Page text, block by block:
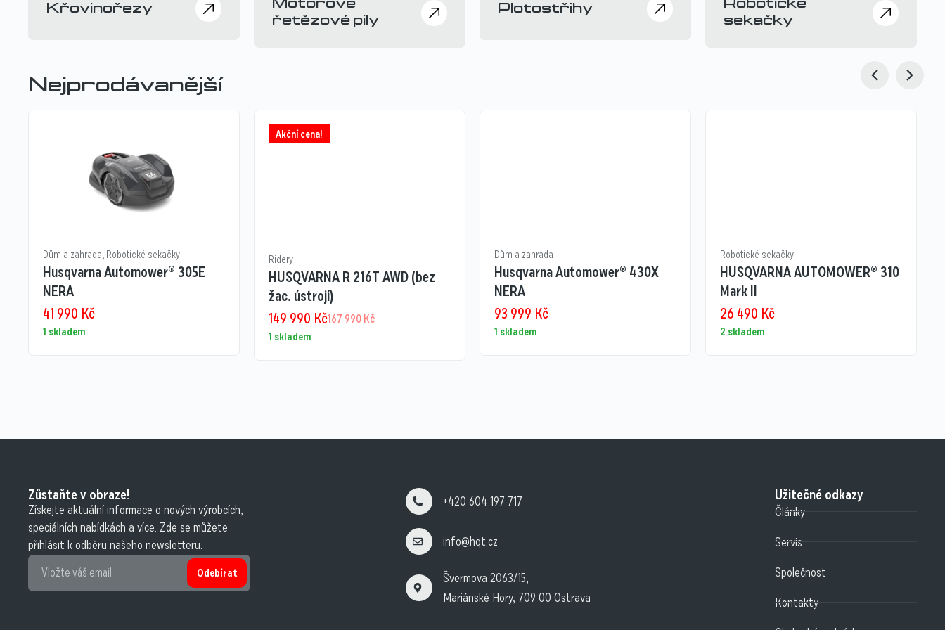
Křovinořezy
Motorové
řetězové pily
Plotostřihy
Robotické
sekačky
Nejprodávanější
Dům a zahrada, Robotické sekačky
Husqvarna Automower® 305E
NERA
41 990 Kč
1 skladem
Akční cena!
Ridery
HUSQVARNA R 216T AWD (bez
žac. ústrojí)
167 990Kč
149 990 Kč
1 skladem
Dům a zahrada
Husqvarna Automower® 430X
NERA
93 999 Kč
1 skladem
Robotické sekačky
HUSQVARNA AUTOMOWER® 310
Mark II
26 490 Kč
2 skladem
Zůstaňte v obraze!
Získejte aktuální informace o nových výrobcích,
speciálních nabídkách a více. Zde se můžete
přihlásit k odběru našeho newsletteru.
Odebírat
+420 604 197 717
info@hqt.cz
Švermova 2063/15,
Mariánské Hory, 709 00 Ostrava
Užitečné odkazy
Články
Servis
Společnost
Kontakty